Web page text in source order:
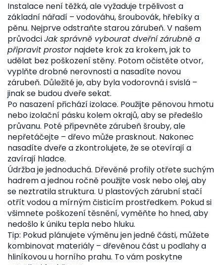
Instalace není těžká, ale vyžaduje trpělivost a
základní nářadí – vodováhu, šroubovák, hřebíky a
pěnu. Nejprve odstraňte starou zárubeň. V našem
průvodciJak správně vybourat dveřní zárubně a
připravit prostornajdete krok za krokem, jak to
udělat bez poškození stěny. Potom očistěte otvor,
vyplňte drobné nerovnosti a nasadíte novou
zárubeň. Důležité je, aby byla vodorovná i svislá –
jinak se budou dveře sekat.
Po nasazení přichází izolace. Použijte pěnovou hmotu
nebo izolační pásku kolem okrajů, aby se předešlo
průvanu. Poté připevněte zárubeň šrouby, ale
nepřetáčejte – dřevo může prasknout. Nakonec
nasadíte dveře a zkontrolujete, že se otevírají a
zavírají hladce.
Údržba je jednoduchá. Dřevěné profily otřete suchým
hadrem a jednou ročně použijte vosk nebo olej, aby
se neztratila struktura. U plastových zárubní stačí
otřít vodou a mírným čisticím prostředkem. Pokud si
všimnete poškození těsnění, vyměňte ho hned, aby
nedošlo k úniku tepla nebo hluku.
Tip: Pokud plánujete výměnu jen jedné části, můžete
kombinovat materiály – dřevěnou část u podlahy a
hliníkovou u horního prahu. To vám poskytne